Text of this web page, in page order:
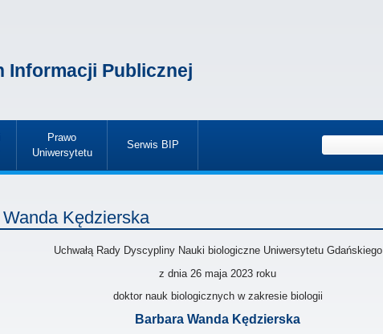
Informacji Publicznej
Prawo
Uniwersytetu
»
Serwis BIP
»
Kędzierska
Uchwałą Rady Dyscypliny Nauki biologiczne Uniwersytetu Gdańskiego
z dnia 26 maja 2023 roku
doktor nauk biologicznych w zakresie biologii
Barbara Wanda Kędzierska